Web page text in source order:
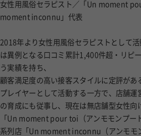
女性用風俗セラピスト／「Un moment
moment inconnu」代表
2018年より女性用風俗セラピストとして
は異例となる口コミ累計1,400件超・リピ
う実績を持ち、
顧客満足度の高い接客スタイルに定評があ
プレイヤーとして活動する一方で、店舗運
の育成にも従事し、現在は無店舗型女性向
「Un moment pour toi（アンモモンプー
系列店「Un moment inconnu（アンモモ